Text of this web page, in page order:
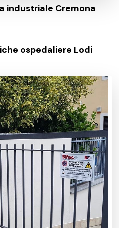
industriale Cremona
ospedaliere Lodi